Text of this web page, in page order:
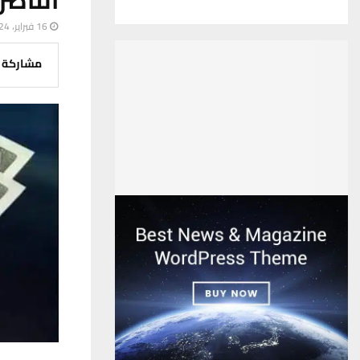
16 فبراير، 2024
مشاركة